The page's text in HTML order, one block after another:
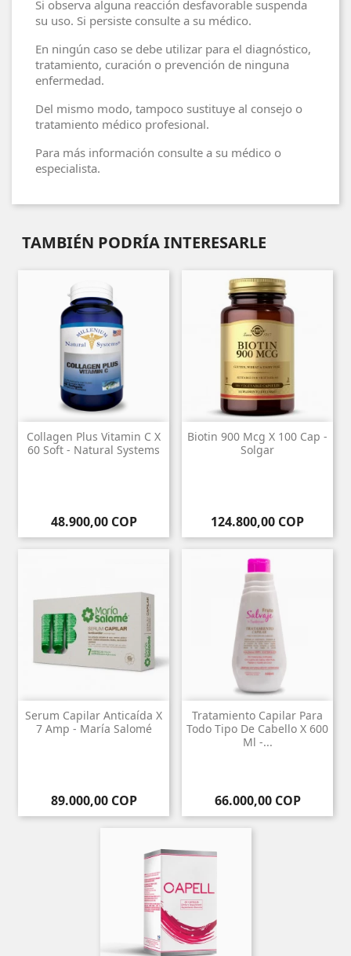
Si observa alguna reacción desfavorable suspenda
su uso. Si persiste consulte a su médico.
En ningún caso se debe utilizar para el diagnóstico,
tratamiento, curación o prevención de ninguna
enfermedad.
Del mismo modo, tampoco sustituye al consejo o
tratamiento médico profesional.
Para más información consulte a su médico o
especialista.
TAMBIÉN PODRÍA INTERESARLE
Collagen Plus Vitamin C X
60 Soft - Natural Systems
Precio
48.900,00 COP
Biotin 900 Mcg X 100 Cap -
Solgar
Precio
124.800,00 COP
Serum Capilar Anticaída X
7 Amp - María Salomé
Precio
89.000,00 COP
Tratamiento Capilar Para
Todo Tipo De Cabello X 600
Ml -...
Precio
66.000,00 COP